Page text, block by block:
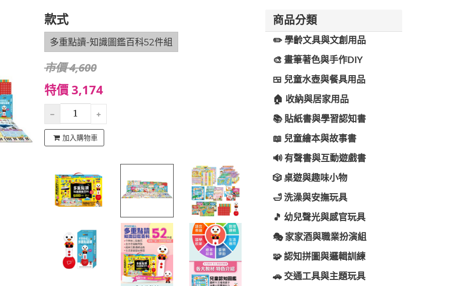
款式
多重點讀-知識圖鑑百科52件組
市價 4,600
特價 3,174
加入購物車
商品分類
✏️ 學齡文具與文創用品
🎨 畫筆著色與手作DIY
🍱 兒童水壺與餐具用品
🏠 收納與居家用品
📚 貼紙書與學習認知書
📖 兒童繪本與故事書
🔊 有聲書與互動遊戲書
🎲 桌遊與趣味小物
🛁 洗澡與安撫玩具
🎵 幼兒聲光與感官玩具
🎭 家家酒與職業扮演組
🧩 認知拼圖與邏輯訓練
🚗 交通工具與主題玩具